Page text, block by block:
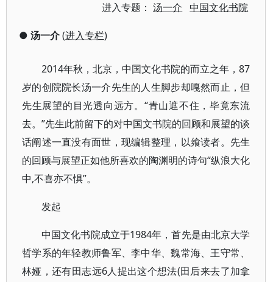
进入专题：汤一介 中国文化书院
● 汤一介(进入专栏)
2014年秋，北京，中国文化书院的而立之年，87
岁的创院院长汤一介先生的人生脚步却嘎然而止，但
先生展望的目光透向远方。“青山遮不住，毕竟东流
去。”先生此前留下的对中国文书院的回顾和展望的谈
话阐述一直没有面世，现编辑整理，以飨读者。先生
的回顾与展望正如他所喜欢的陶渊明的诗句“纵浪大化
中,不喜亦不惧”。
发起
中国文化书院成立于1984年，首先是由北京大学
哲学系的年轻教师鲁军、李中华、魏常海、王守常、
林娅，还有田志远6人提出这个想法(田后来去了加拿